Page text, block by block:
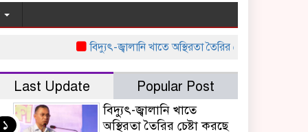
বিদ্যুৎ-জ্বালানি খাতে অস্থিরতা তৈরির চেষ্টা করছে একটি চক্র :
Last Update Popular Post
১
বিদ্যুৎ-জ্বালানি খাতে
অস্থিরতা তৈরির চেষ্টা করছে